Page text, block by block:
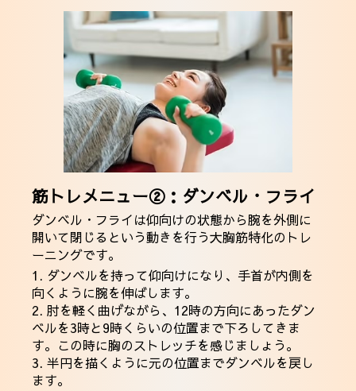
筋トレメニュー②：ダンベル・フライ
ダンベル・フライは仰向けの状態から腕を外側に
開いて閉じるという動きを行う大胸筋特化のトレ
ーニングです。
1. ダンベルを持って仰向けになり、手首が内側を
向くように腕を伸ばします。
2. 肘を軽く曲げながら、12時の方向にあったダン
ベルを3時と9時くらいの位置まで下ろしてきま
す。この時に胸のストレッチを感じましょう。
3. 半円を描くように元の位置までダンベルを戻し
ます。